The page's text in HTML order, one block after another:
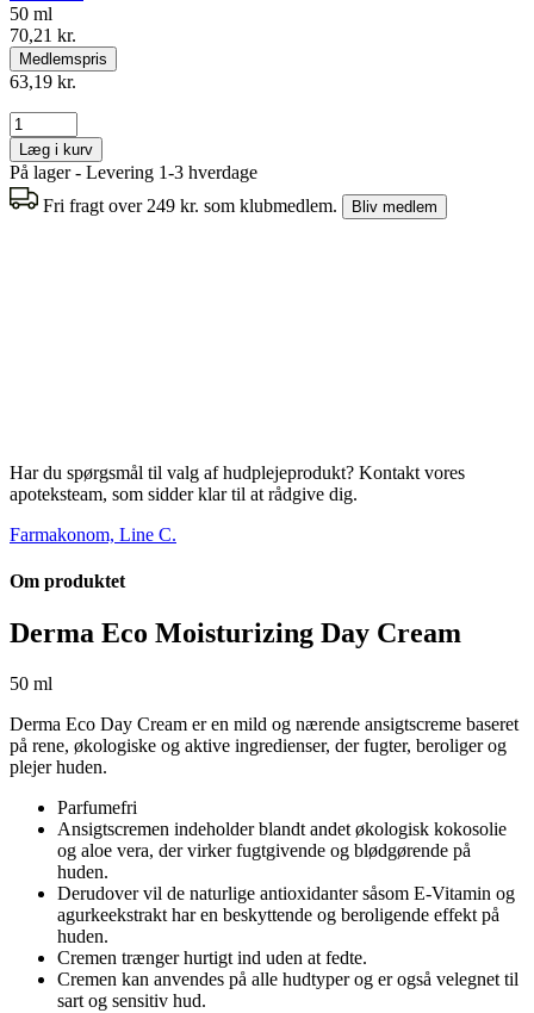
50 ml
70,21 kr.
Medlemspris
63,19 kr.
Læg i kurv
På lager - Levering 1-3 hverdage
Fri fragt over 249 kr. som klubmedlem.
Bliv medlem
Har du spørgsmål til valg af hudplejeprodukt? Kontakt vores
apoteksteam, som sidder klar til at rådgive dig.
Farmakonom, Line C.
Om produktet
Derma Eco Moisturizing Day Cream
50 ml
Derma Eco Day Cream er en mild og nærende ansigtscreme baseret
på rene, økologiske og aktive ingredienser, der fugter, beroliger og
plejer huden.
Parfumefri
Ansigtscremen indeholder blandt andet økologisk kokosolie
og aloe vera, der virker fugtgivende og blødgørende på
huden.
Derudover vil de naturlige antioxidanter såsom E-Vitamin og
agurkeekstrakt har en beskyttende og beroligende effekt på
huden.
Cremen trænger hurtigt ind uden at fedte.
Cremen kan anvendes på alle hudtyper og er også velegnet til
sart og sensitiv hud.